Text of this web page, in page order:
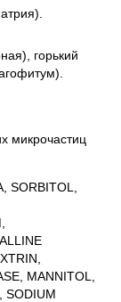
горький
микрочастиц
SORBITOL,
MANNITOL,
SODIUM